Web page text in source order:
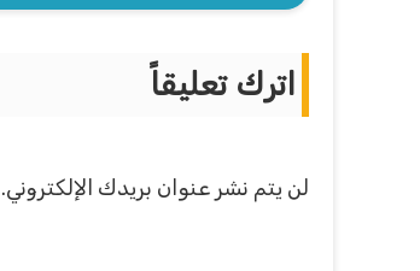
اترك تعليقاً
لن يتم نشر عنوان بريدك الإلكتروني.